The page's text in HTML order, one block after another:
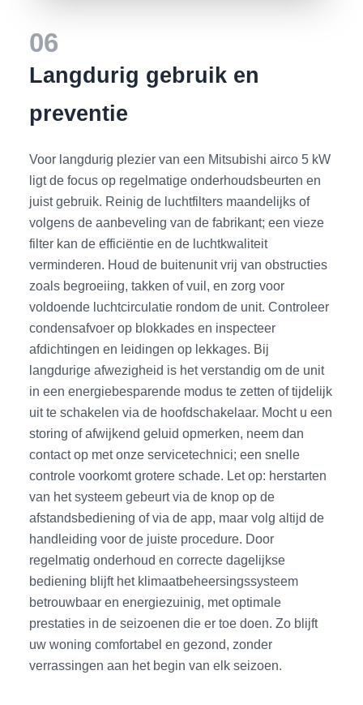
06
Langdurig gebruik en
preventie
Voor langdurig plezier van een Mitsubishi airco 5 kW
ligt de focus op regelmatige onderhoudsbeurten en
juist gebruik. Reinig de luchtfilters maandelijks of
volgens de aanbeveling van de fabrikant; een vieze
filter kan de efficiëntie en de luchtkwaliteit
verminderen. Houd de buitenunit vrij van obstructies
zoals begroeiing, takken of vuil, en zorg voor
voldoende luchtcirculatie rondom de unit. Controleer
condensafvoer op blokkades en inspecteer
afdichtingen en leidingen op lekkages. Bij
langdurige afwezigheid is het verstandig om de unit
in een energiebesparende modus te zetten of tijdelijk
uit te schakelen via de hoofdschakelaar. Mocht u een
storing of afwijkend geluid opmerken, neem dan
contact op met onze servicetechnici; een snelle
controle voorkomt grotere schade. Let op: herstarten
van het systeem gebeurt via de knop op de
afstandsbediening of via de app, maar volg altijd de
handleiding voor de juiste procedure. Door
regelmatig onderhoud en correcte dagelijkse
bediening blijft het klimaatbeheersingssysteem
betrouwbaar en energiezuinig, met optimale
prestaties in de seizoenen die er toe doen. Zo blijft
uw woning comfortabel en gezond, zonder
verrassingen aan het begin van elk seizoen.